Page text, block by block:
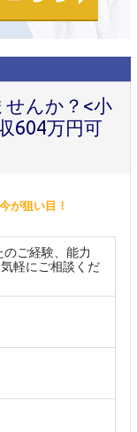
せんか？<小
604万円可
今が狙い目！
ご経験、能力
軽にご相談くだ